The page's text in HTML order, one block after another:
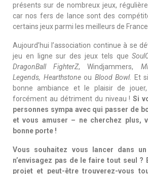
présents sur de nombreux jeux,
car nos fers de lance sont des
certains jeux parmi les meilleurs de
Aujourd’hui l’association continue à se
jeu en ligne sur des jeux tels que
DragonBall FighterZ, Windjammers,
Legends, Hearthstoneou Blood Bowl. Et
bonne ambiance et le plaisir de
forcément au détriment du niveau ! Si
personnes sympa avec qui passer de
et vous amuser – ne cherchez plus,
bonne porte !
Vous souhaitez vous lancer dans
n’envisagez pas de le faire tout seul ?
projet et peut-être trouverez-vous